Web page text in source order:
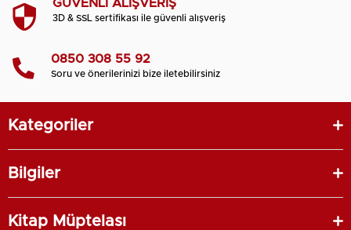
GÜVENLİ ALIŞVERİŞ
3D & SSL sertifikası ile güvenli alışveriş
0850 308 55 92
Soru ve önerilerinizi bize iletebilirsiniz
Kategoriler
Bilgiler
Kitap Müptelası